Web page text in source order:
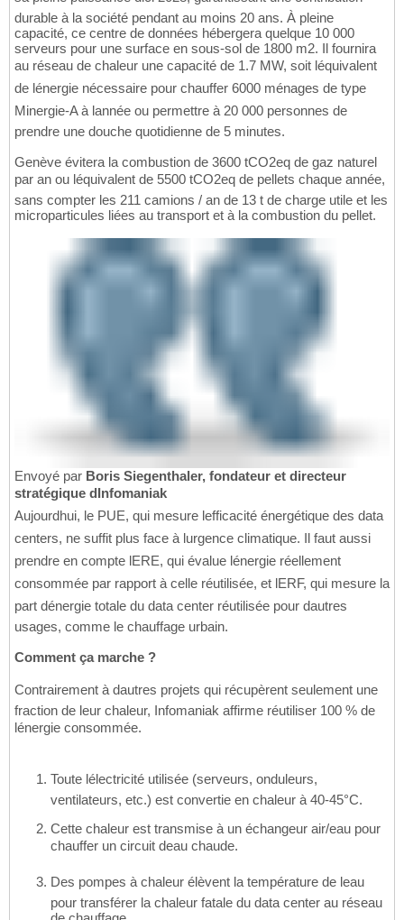
durable à la société pendant au moins 20 ans. À pleine
capacité, ce centre de données hébergera quelque 10 000
serveurs pour une surface en sous-sol de 1800 m2. Il fournira
au réseau de chaleur une capacité de 1.7 MW, soit léquivalent
de lénergie nécessaire pour chauffer 6000 ménages de type
Minergie-A à lannée ou permettre à 20 000 personnes de
prendre une douche quotidienne de 5 minutes.
Genève évitera la combustion de 3600 tCO2eq de gaz naturel
par an ou léquivalent de 5500 tCO2eq de pellets chaque année,
sans compter les 211 camions / an de 13 t de charge utile et les
microparticules liées au transport et à la combustion du pellet.
Envoyé par Boris Siegenthaler, fondateur et directeur
stratégique dInfomaniak
Aujourdhui, le PUE, qui mesure lefficacité énergétique des data
centers, ne suffit plus face à lurgence climatique. Il faut aussi
prendre en compte lERE, qui évalue lénergie réellement
consommée par rapport à celle réutilisée, et lERF, qui mesure la
part dénergie totale du data center réutilisée pour dautres
usages, comme le chauffage urbain.
Comment ça marche ?
Contrairement à dautres projets qui récupèrent seulement une
fraction de leur chaleur, Infomaniak affirme réutiliser 100 % de
lénergie consommée.
Toute lélectricité utilisée (serveurs, onduleurs,
ventilateurs, etc.) est convertie en chaleur à 40-45°C.
Cette chaleur est transmise à un échangeur air/eau pour
chauffer un circuit deau chaude.
Des pompes à chaleur élèvent la température de leau
pour transférer la chaleur fatale du data center au réseau